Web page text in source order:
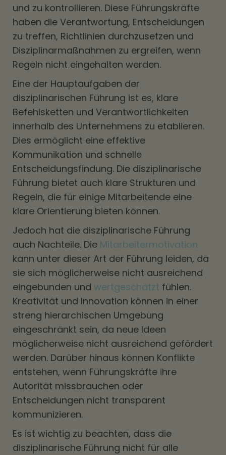
und zu kontrollieren. Diese Führungskräfte
haben die Verantwortung, Entscheidungen
zu treffen, Richtlinien durchzusetzen und
Disziplinarmaßnahmen zu ergreifen, wenn
Regeln nicht eingehalten werden.
Eine der Hauptaufgaben der
disziplinarischen Führung ist es, klare
Befehlsketten und Verantwortlichkeiten
innerhalb des Unternehmens zu etablieren.
Dies ermöglicht eine effektive
Kommunikation und schnelle
Entscheidungsfindung. Die disziplinarische
Führung bietet auch klare Strukturen und
Regeln, die für einige Mitarbeitende eine
klare Orientierung bieten können.
Jedoch hat die disziplinarische Führung
auch Nachteile. Die Mitarbeitermotivation
kann unter dieser Art der Führung leiden, da
sie sich möglicherweise nicht ausreichend
eingebunden und wertgeschätzt fühlen.
Kreativität und Innovation können in einer
streng hierarchischen Umgebung
eingeschränkt sein, da neue Ideen
möglicherweise nicht ausreichend gefördert
werden. Darüber hinaus können Konflikte
entstehen, wenn Führungskräfte ihre
Autorität missbrauchen oder
Entscheidungen nicht transparent
kommunizieren.
Es ist wichtig zu beachten, dass die
disziplinarische Führung nicht für alle